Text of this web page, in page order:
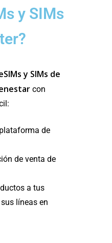
y SIMs
y SIMs de
con
de
de venta de
a tus
líneas en